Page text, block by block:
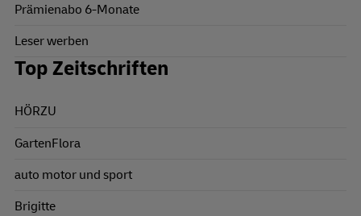
Prämienabo 6-Monate
Leser werben
Top Zeitschriften
HÖRZU
GartenFlora
auto motor und sport
Brigitte